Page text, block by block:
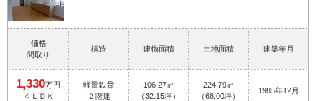
価格
間取り
構造 建物面積 土地面積 建築年月
1,330万円
４ＬＤＫ
軽量鉄骨
２階建
106.27㎡
（32.15坪）
224.79㎡
（68.00坪）
1985年12月